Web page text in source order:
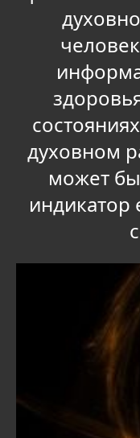
духовном
может
индикатор